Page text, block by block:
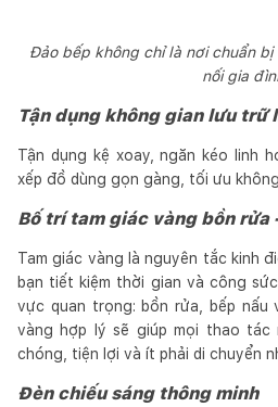
Đảo bếp không chỉ là nơi chuẩn
nối gia
Tận dụng không gian lưu trữ
Tận dụng kệ xoay, ngăn kéo linh
xếp đồ dùng gọn gàng, tối ưu
Bố trí tam giác vàng bồn rửa
Tam giác vàng là nguyên tắc kinh
bạn tiết kiệm thời gian và công
vực quan trọng: bồn rửa, bếp nấu
vàng hợp lý sẽ giúp mọi thao tác
chóng, tiện lợi và ít phải di chuyển
Đèn chiếu sáng thông minh